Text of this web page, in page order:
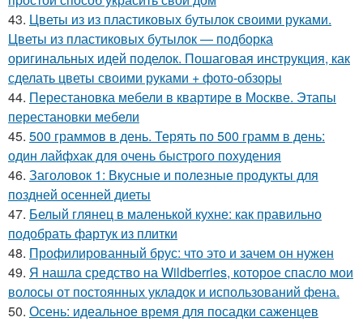
43. Цветы из из пластиковых бутылок своими руками.
Цветы из пластиковых бутылок — подборка
оригинальных идей поделок. Пошаговая инструкция, как
сделать цветы своими руками + фото-обзоры
44. Перестановка мебели в квартире в Москве. Этапы
перестановки мебели
45. 500 граммов в день. Терять по 500 грамм в день:
один лайфхак для очень быстрого похудения
46. Заголовок 1: Вкусные и полезные продукты для
поздней осенней диеты
47. Белый глянец в маленькой кухне: как правильно
подобрать фартук из плитки
48. Профилированный брус: что это и зачем он нужен
49. Я нашла средство на Wildberries, которое спасло мои
волосы от постоянных укладок и использований фена.
50. Осень: идеальное время для посадки саженцев